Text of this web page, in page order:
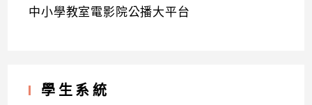
中小學教室電影院公播大平台
學生系統